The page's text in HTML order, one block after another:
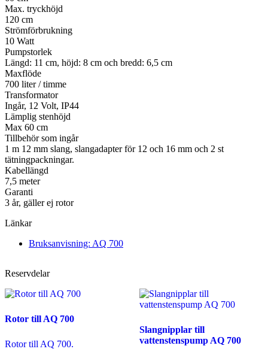
Max. tryckhöjd
120 cm
Strömförbrukning
10 Watt
Pumpstorlek
Längd: 11 cm, höjd: 8 cm och bredd: 6,5 cm
Maxflöde
700 liter / timme
Transformator
Ingår, 12 Volt, IP44
Lämplig stenhöjd
Max 60 cm
Tillbehör som ingår
1 m 12 mm slang, slangadapter för 12 och 16 mm och 2 st
tätningpackningar.
Kabellängd
7,5 meter
Garanti
3 år, gäller ej rotor
Länkar
Bruksanvisning: AQ 700
Reservdelar
Rotor till AQ 700
Rotor till AQ 700.
Slangnipplar till
vattenstenspump AQ 700